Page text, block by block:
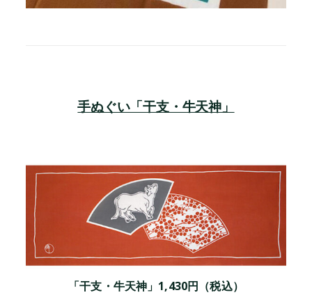
手ぬぐい「干支・牛天神」
「干支・牛天神」1,430円（税込）